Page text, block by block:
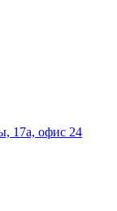
17а, офис 24